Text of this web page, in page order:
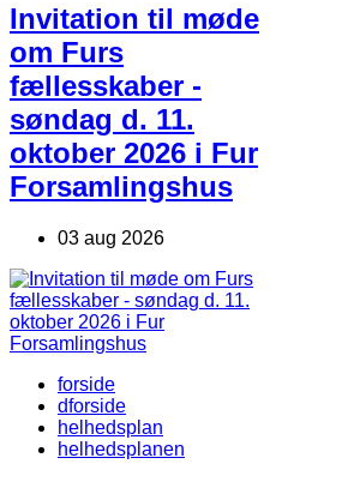
Invitation til møde
om Furs
fællesskaber -
søndag d. 11.
oktober 2026 i Fur
Forsamlingshus
03 aug 2026
forside
dforside
helhedsplan
helhedsplanen